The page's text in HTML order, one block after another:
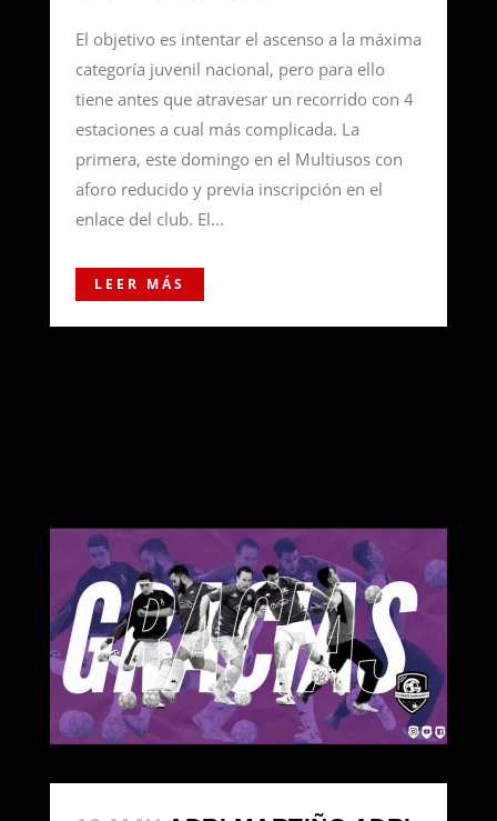
El objetivo es intentar el ascenso a la máxima
categoría juvenil nacional, pero para ello
tiene antes que atravesar un recorrido con 4
estaciones a cual más complicada. La
primera, este domingo en el Multiusos con
aforo reducido y previa inscripción en el
enlace del club. El...
LEER MÁS